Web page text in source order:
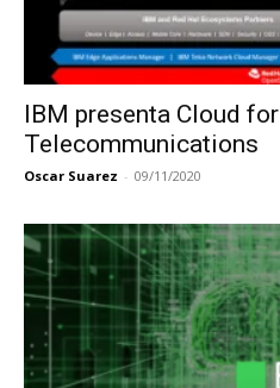
IBM presenta Cloud for
Telecommunications
Oscar Suarez - 09/11/2020